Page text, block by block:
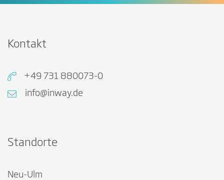
Kontakt
+49 731 880073-0
info@inway.de
Standorte
Neu-Ulm